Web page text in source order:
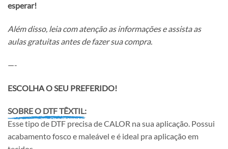
esperar!
Além disso, leia com atenção as informações e assista as
aulas gratuitas antes de fazer sua compra.
—-
ESCOLHA O SEU PREFERIDO!
SOBRE O DTF TÊXTIL:
Esse tipo de DTF precisa de CALOR na sua aplicação. Possui
acabamento fosco e maleável e é ideal pra aplicação em